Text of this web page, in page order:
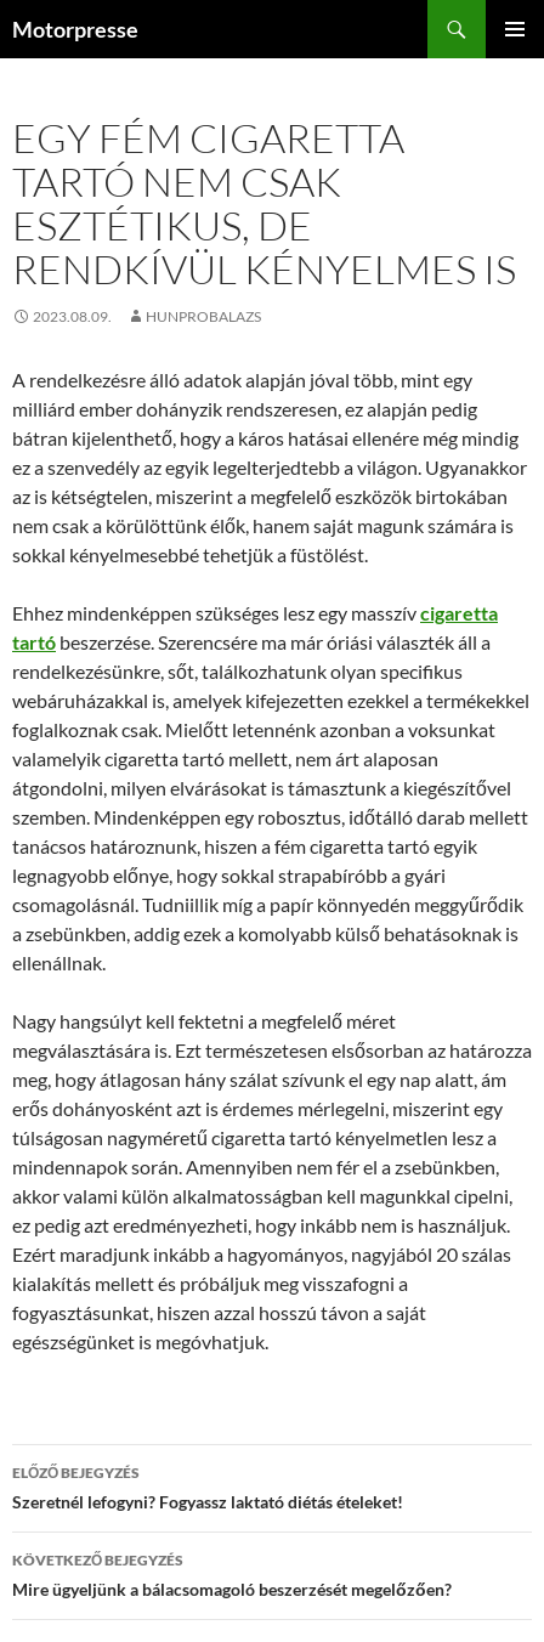
Motorpresse
EGY FÉM CIGARETTA
TARTÓ NEM CSAK
ESZTÉTIKUS, DE
RENDKÍVÜL KÉNYELMES IS
2023.08.09. HUNPROBALAZS
A rendelkezésre álló adatok alapján jóval több, mint egy
milliárd ember dohányzik rendszeresen, ez alapján pedig
bátran kijelenthető, hogy a káros hatásai ellenére még mindig
ez a szenvedély az egyik legelterjedtebb a világon. Ugyanakkor
az is kétségtelen, miszerint a megfelelő eszközök birtokában
nem csak a körülöttünk élők, hanem saját magunk számára is
sokkal kényelmesebbé tehetjük a füstölést.
Ehhez mindenképpen szükséges lesz egy masszívcigaretta
tartó beszerzése. Szerencsére ma már óriási választék áll a
rendelkezésünkre, sőt, találkozhatunk olyan specifikus
webáruházakkal is, amelyek kifejezetten ezekkel a termékekkel
foglalkoznak csak. Mielőtt letennénk azonban a voksunkat
valamelyik cigaretta tartó mellett, nem árt alaposan
átgondolni, milyen elvárásokat is támasztunk a kiegészítővel
szemben. Mindenképpen egy robosztus, időtálló darab mellett
tanácsos határoznunk, hiszen a fém cigaretta tartó egyik
legnagyobb előnye, hogy sokkal strapabíróbb a gyári
csomagolásnál. Tudniillik míg a papír könnyedén meggyűrődik
a zsebünkben, addig ezek a komolyabb külső behatásoknak is
ellenállnak.
Nagy hangsúlyt kell fektetni a megfelelő méret
megválasztására is. Ezt természetesen elsősorban az határozza
meg, hogy átlagosan hány szálat szívunk el egy nap alatt, ám
erős dohányosként azt is érdemes mérlegelni, miszerint egy
túlságosan nagyméretű cigaretta tartó kényelmetlen lesz a
mindennapok során. Amennyiben nem fér el a zsebünkben,
akkor valami külön alkalmatosságban kell magunkkal cipelni,
ez pedig azt eredményezheti, hogy inkább nem is használjuk.
Ezért maradjunk inkább a hagyományos, nagyjából 20 szálas
kialakítás mellett és próbáljuk meg visszafogni a
fogyasztásunkat, hiszen azzal hosszú távon a saját
egészségünket is megóvhatjuk.
Bejegyzés
navigáció
ELŐZŐ BEJEGYZÉS
Szeretnél lefogyni? Fogyassz laktató diétás ételeket!
KÖVETKEZŐ BEJEGYZÉS
Mire ügyeljünk a bálacsomagoló beszerzését megelőzően?